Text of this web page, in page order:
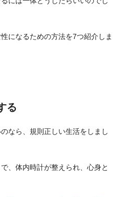
になるための方法を7つ紹介しま
る
なら、規則正しい生活をしまし
、体内時計が整えられ、心身と